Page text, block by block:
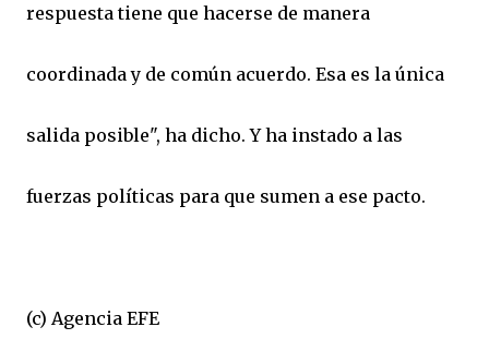
respuesta tiene que hacerse de manera
coordinada y de común acuerdo. Esa es la única
salida posible", ha dicho. Y ha instado a las
fuerzas políticas para que sumen a ese pacto.
(c) Agencia EFE